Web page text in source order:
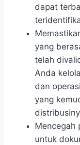
dapat
yang
telah
Anda
dan
yang
Mencegah
untuk